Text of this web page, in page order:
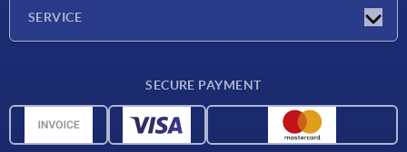
SERVICE
CAD data
SECURE PAYMENT